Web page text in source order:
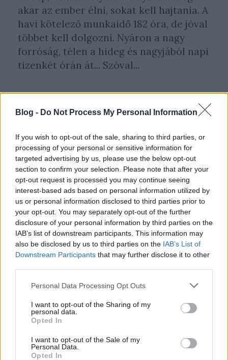
Blog - Do Not Process My Personal Information
If you wish to opt-out of the sale, sharing to third parties, or
processing of your personal or sensitive information for
targeted advertising by us, please use the below opt-out
section to confirm your selection. Please note that after your
opt-out request is processed you may continue seeing
interest-based ads based on personal information utilized by
us or personal information disclosed to third parties prior to
your opt-out. You may separately opt-out of the further
disclosure of your personal information by third parties on the
IAB’s list of downstream participants. This information may
also be disclosed by us to third parties on the IAB’s List of
Downstream Participants that may further disclose it to other
Please note that this website/app uses one or more Google
not limited to your visit or usage behaviour. You may click to
grant or deny consent to Google and its third-party tags to
use your data for below specified purposes in below Google
consent section.
Personal Data Processing Opt Outs
I want to opt-out of the Sharing of my
personal data.
Opted In
I want to opt-out of the Sale of my
Personal Data.
Opted In
akar az ember élni, sokat kell hajtania. A
havi kötelező munkaidő 182 óra, de jóval
többet kell dolgozni. Nyáron a nagy
forróság, télen a hideg és nagyjából napi
tizenkét órán át... Szóval...
Természetesen a pénzről beszélgetünk:
- A bevételnek egy részét havonta
kétszer fizetjük be a VOLÁN-nak. Ami
marad, abból veszem a benzint és az
olajat, alkatrészt, abból fedezem a
javítási költségeket. Amihez nem kell
különösebb szerszám, vagy berendezés,
azt megjavítom, de mindent nem lehet.
Nagy a rezsi. És akkor azt is számításba
kell venni, hogy a kocsi már
háromszázezer kilométert persze a
váltótársammal gyötörtük le, de ez a
tényeken nem változtat.
- Melyik időszak a kedvezőbb a taxisoknak?